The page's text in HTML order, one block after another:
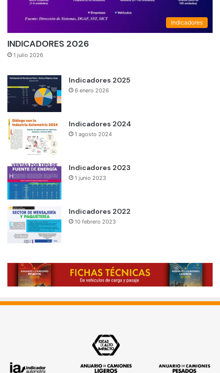
Indicadores
INDICADORES 2026
1 julio 2026
Indicadores 2025
6 enero 2026
Indicadores 2024
1 agosto 2024
Indicadores 2023
1 junio 2023
Indicadores 2022
10 febrero 2023